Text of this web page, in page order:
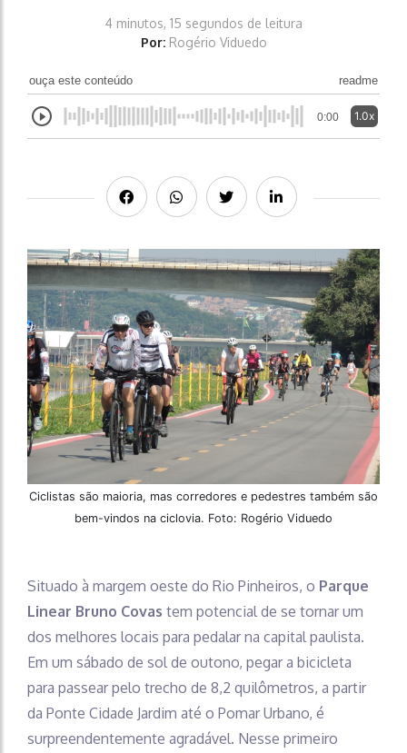
4 minutos, 15 segundos de leitura
Por: Rogério Viduedo
ouça este conteúdo readme
0:00 1.0x
Ciclistas são maioria, mas corredores e pedestres também são
bem-vindos na ciclovia. Foto: Rogério Viduedo
Situado à margem oeste do Rio Pinheiros, o Parque
Linear Bruno Covas tem potencial de se tornar um
dos melhores locais para pedalar na capital paulista.
Em um sábado de sol de outono, pegar a bicicleta
para passear pelo trecho de 8,2 quilômetros, a partir
da Ponte Cidade Jardim até o Pomar Urbano, é
surpreendentemente agradável. Nesse primeiro